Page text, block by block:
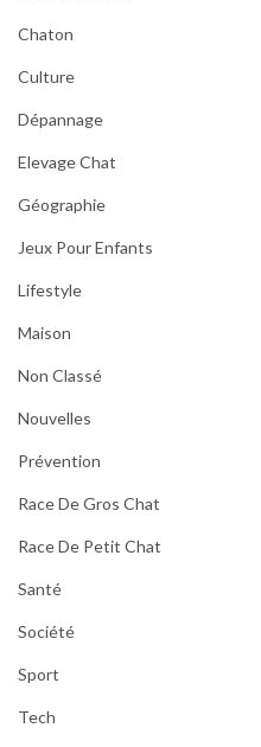
Chaton
Culture
Dépannage
Elevage Chat
Géographie
Jeux Pour Enfants
Lifestyle
Maison
Non Classé
Nouvelles
Prévention
Race De Gros Chat
Race De Petit Chat
Santé
Société
Sport
Tech